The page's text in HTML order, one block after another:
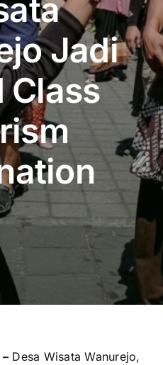
Jadi
Class
Desa Wisata Wanurejo,